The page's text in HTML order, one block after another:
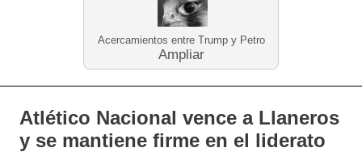
Acercamientos entre Trump y Petro
Ampliar
Atlético Nacional vence a Llaneros
y se mantiene firme en el liderato